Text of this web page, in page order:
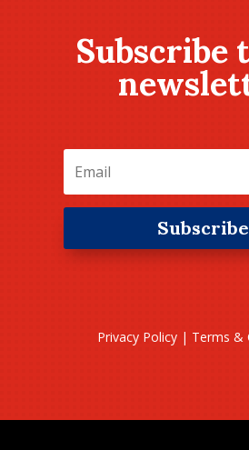
Subscribe
Subscribe
Privacy Policy| Terms &